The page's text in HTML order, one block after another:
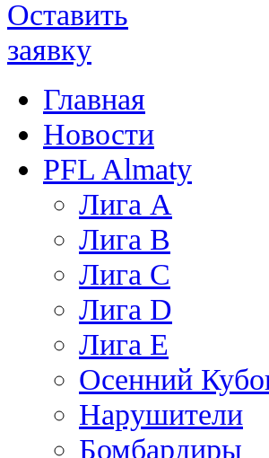
Главная
Новости
PFL Almaty
Лига A
Лига В
Лига С
Лига D
Лига Е
Осенний
Нарушители
Бомбардиры